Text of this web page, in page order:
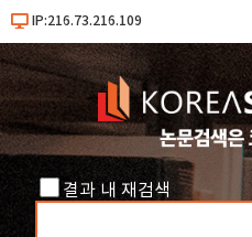
IP:216.73.216.109
결과 내 재검색